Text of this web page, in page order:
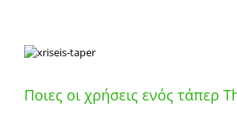
Ποιες οι χρήσεις ενός τάπερ